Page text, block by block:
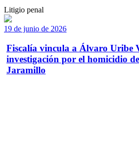
Litigio penal
19 de junio de 2026
Fiscalía vincula a Álvaro Uribe
investigación por el homicidio
Jaramillo